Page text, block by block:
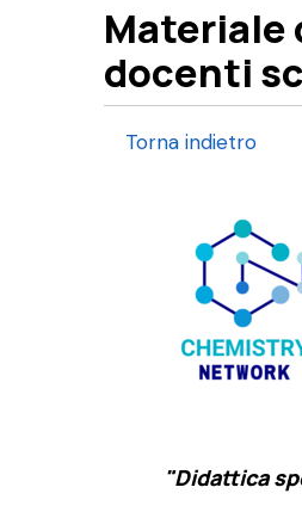
Materiale
docenti
Torna indietro
"Didattica